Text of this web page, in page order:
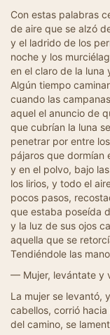
Con estas palabras
de aire que se alzó
y el ladrido de los
noche y los
en el claro de la luna
Algún tiempo
cuando las
aquel el anuncio de
que cubrían la luna
penetrar por entre
pájaros que dormían
y en el polvo, bajo
los lirios, y todo el
pocos pasos,
que estaba poseída
y la luz de sus ojos
aquella que se
Tendiéndole las
— Mujer, levántate y
La mujer se levantó,
cabellos, corrió
del camino, se